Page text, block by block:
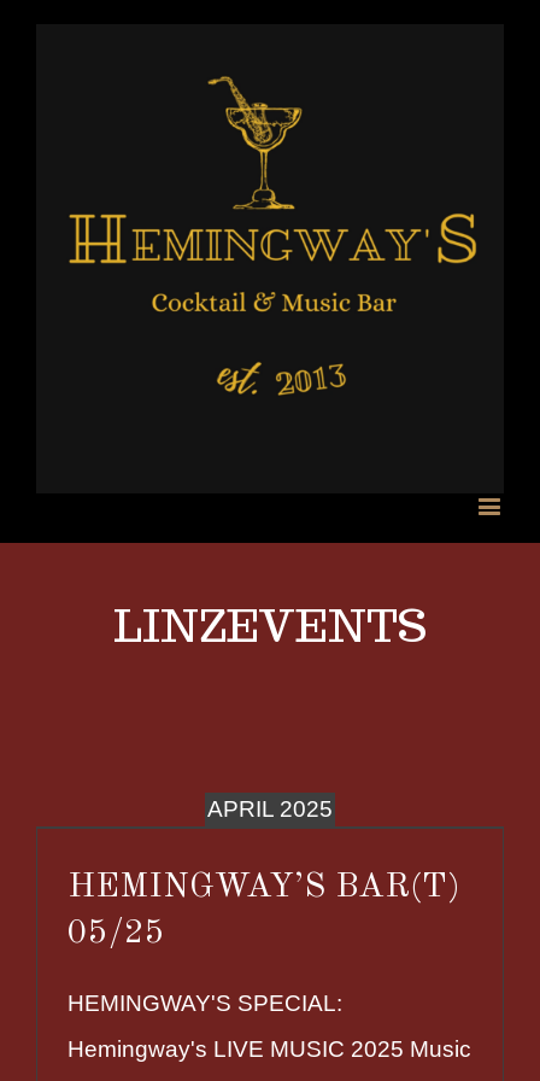
LINZEVENTS
APRIL 2025
HEMINGWAY’S BAR(T)
05/25
HEMINGWAY'S SPECIAL:
Hemingway's LIVE MUSIC 2025 Music